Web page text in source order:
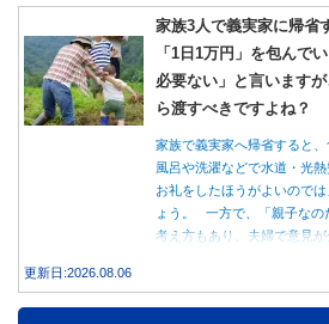
家族3人で義実家に帰省
「1日1万円」を包んで
必要ない」と言います
ら渡すべきですよね？
家族で義実家へ帰省すると
風呂や洗濯などで水道・光
お礼をしたほうがよいので
ょう。 一方で、「親子なの
考え方もあり、夫婦で意見
更新日:2026.08.06